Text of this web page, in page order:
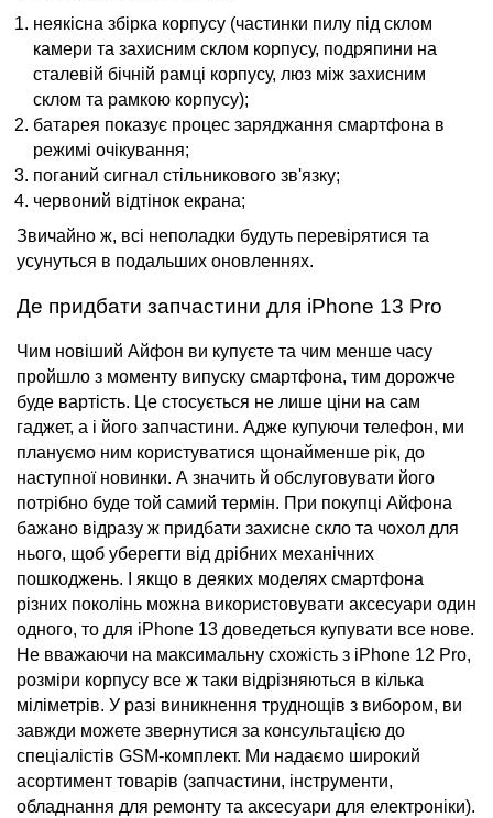
неякісна збірка корпусу (частинки пилу під склом
камери та захисним склом корпусу, подряпини на
сталевій бічній рамці корпусу, люз між захисним
склом та рамкою корпусу);
батарея показує процес заряджання смартфона в
режимі очікування;
поганий сигнал стільникового зв'язку;
червоний відтінок екрана;
Звичайно ж, всі неполадки будуть перевірятися та
усунуться в подальших оновленнях.
Де придбати запчастини для iPhone 13 Pro
Чим новіший Айфон ви купуєте та чим менше часу
пройшло з моменту випуску смартфона, тим дорожче
буде вартість. Це стосується не лише ціни на сам
гаджет, а і його запчастини. Адже купуючи телефон, ми
плануємо ним користуватися щонайменше рік, до
наступної новинки. А значить й обслуговувати його
потрібно буде той самий термін. При покупці Айфона
бажано відразу ж придбати захисне скло та чохол для
нього, щоб уберегти від дрібних механічних
пошкоджень. І якщо в деяких моделях смартфона
різних поколінь можна використовувати аксесуари один
одного, то для iPhone 13 доведеться купувати все нове.
Не вважаючи на максимальну схожість з iPhone 12 Pro,
розміри корпусу все ж таки відрізняються в кілька
міліметрів. У разі виникнення труднощів з вибором, ви
завжди можете звернутися за консультацією до
спеціалістів GSM-комплект. Ми надаємо широкий
асортимент товарів (запчастини, інструменти,
обладнання для ремонту та аксесуари для електроніки).